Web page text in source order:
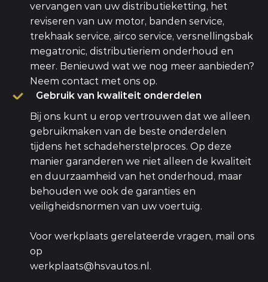
vervangen van uw distributieketting, het
reviseren van uw motor, banden service,
trekhaak service, airco service, versnellingsbak
megatronic, distributieriem onderhoud en
meer. Benieuwd wat we nog meer aanbieden?
Neem contact met ons op.
Gebruik van kwaliteit onderdelen
Bij ons kunt u erop vertrouwen dat we alleen
gebruikmaken van de beste onderdelen
tijdens het schadeherstelproces. Op deze
manier garanderen we niet alleen de kwaliteit
en duurzaamheid van het onderhoud, maar
behouden we ook de garanties en
veiligheidsnormen van uw voertuig.
Voor werkplaats gerelateerde vragen, mail ons
op
werkplaats@hsvautos.nl .